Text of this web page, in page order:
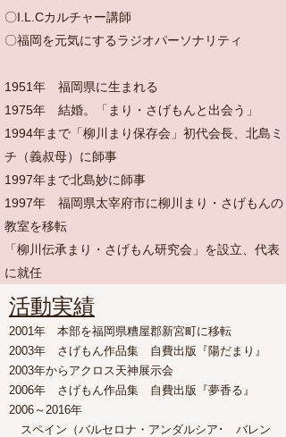
〇I.L.Cカルチャー講師
〇福岡を元気にするラジオパーソナリティ
​​1951年 福岡県に生まれる
1975年 結婚。「まり・さげもんと出会う」
​1994年まで「柳川まり保存会」初代会長、北島ミ
チ（義叔母）に師事
​1997年まで北島妙に師事
1997年 福岡県太宰府市に柳川まり・さげもんの
教室を移転
「柳川伝承まり・さげもん研究会」を設立、代表
に就任​
​​活動実績
2001年 本部を福岡県糟屋郡新宮町に移転
2003年 さげもん作品集 自費出版『陽だまり』
2003年から アクロス天神展示会
2006年 さげもん作品集 自費出版『夢香る』
2006～2016年
スペイン（バルセロナ・アンダルシア･ バレン